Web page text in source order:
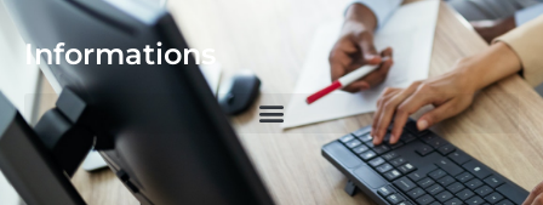
Informations